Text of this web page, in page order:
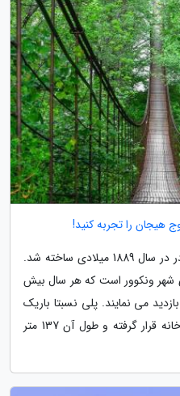
هیجان را تجربه کنید!
پل معلق کاپیلانو در کانادا اولین باردر در سال 1889 میلادی ساخته شد.
شهر ونکوور است که هر سال بیش
بازدید می نمایند. پلی نسبتا باریک
که در ارتفاع 70 متری از سطح رودخانه قرار گرفته و طول آن 137 متر